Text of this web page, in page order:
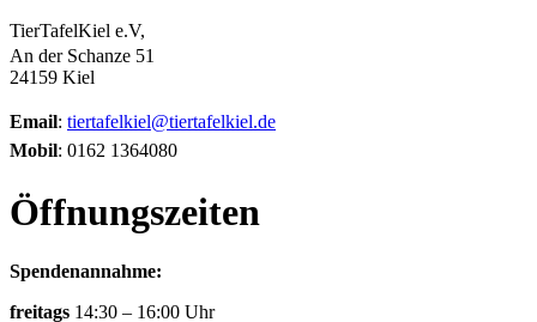
TierTafelKiel e.V,
An der Schanze 51
24159 Kiel
Email: tiertafelkiel@tiertafelkiel.de
Mobil: 0162 1364080
Öffnungszeiten
Spendenannahme:
freitags 14:30 – 16:00 Uhr